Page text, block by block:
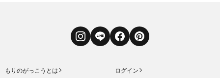
InstagramLINE FacebookPinterest
もりのがっこうとは ログイン